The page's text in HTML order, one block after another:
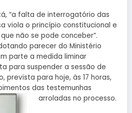
“a falta de interrogatório das
viola o princípio constitucional e
não se pode conceber”.
parecer do Ministério
parte a medida liminar
para suspender a sessão de
prevista para hoje, às 17 horas,
das testemunhas
arroladas no processo.